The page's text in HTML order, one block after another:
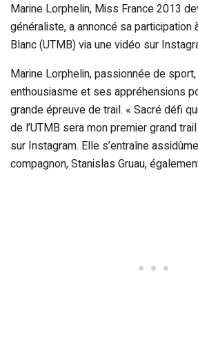
Marine Lorphelin, Miss France 2013
généraliste, a annoncé sa participation
Blanc (UTMB) via une vidéo sur
Marine Lorphelin, passionnée de
enthousiasme et ses appréhensions
grande épreuve de trail. « Sacré défi
de l’UTMB sera mon premier grand
sur Instagram. Elle s’entraîne
compagnon, Stanislas Gruau,